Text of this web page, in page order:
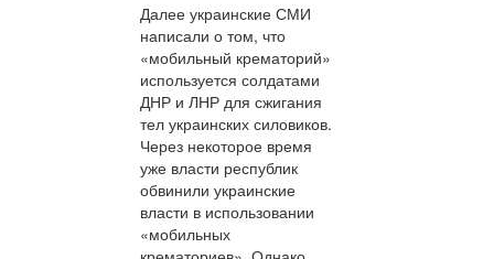
Далее украинские СМИ
написали о том, что
«мобильный крематорий»
используется солдатами
ДНР и ЛНР для сжигания
тел украинских силовиков.
Через некоторое время
уже власти республик
обвинили украинские
власти в использовании
«мобильных